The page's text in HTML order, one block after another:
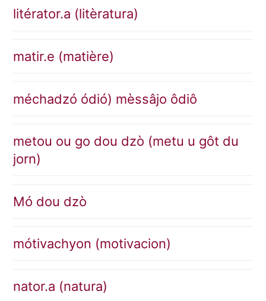
litérator.a (litèratura)
matir.e (matière)
méchadzó ódió) mèssâjo ôdiô
metou ou go dou dzò (metu u gôt du
jorn)
Mó dou dzò
mótivachyon (motivacion)
nator.a (natura)